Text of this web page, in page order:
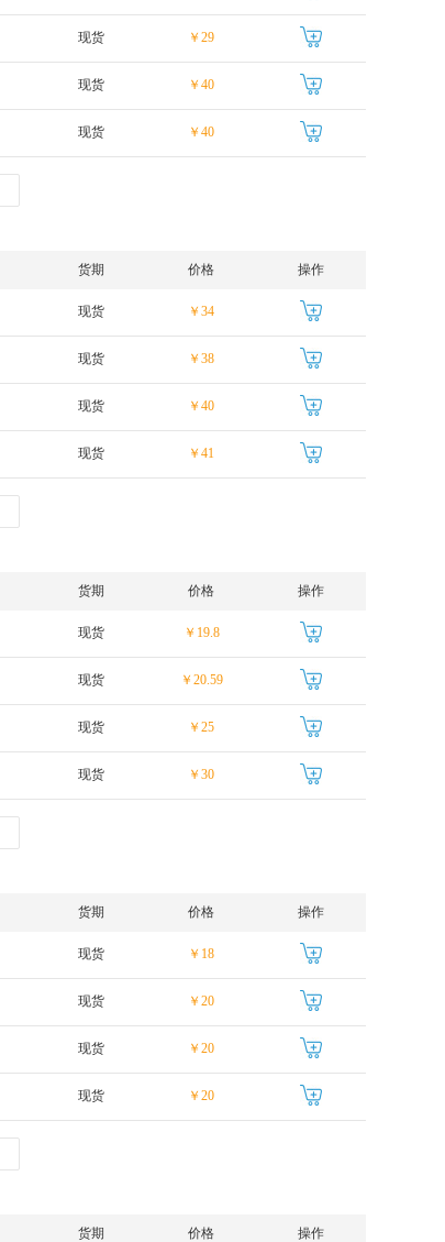
现货 ￥29
现货 ￥40
现货 ￥40
货期 价格 操作
现货 ￥34
现货 ￥38
现货 ￥40
现货 ￥41
货期 价格 操作
现货 ￥19.8
现货 ￥20.59
现货 ￥25
现货 ￥30
货期 价格 操作
现货 ￥18
现货 ￥20
现货 ￥20
现货 ￥20
货期 价格 操作